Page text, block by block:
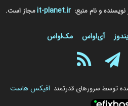
نویسنده و نام منبع: it-planet.irمجاز است.
آی‌او‌اس مک‌او‌اس
توسط سرورهای قدرتمند افیکس هاست